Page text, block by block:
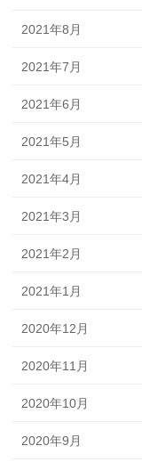
2021年8月
2021年7月
2021年6月
2021年5月
2021年4月
2021年3月
2021年2月
2021年1月
2020年12月
2020年11月
2020年10月
2020年9月